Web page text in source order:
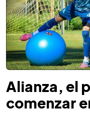
Alianza, el
comenzar